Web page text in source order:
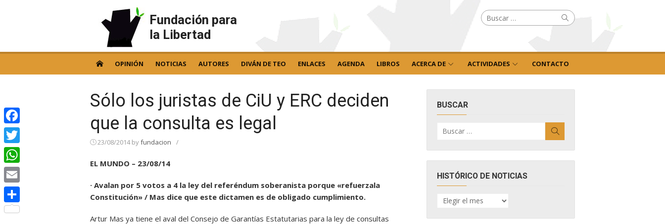
Fundación para
la Libertad
Buscar
por: Buscar
OPINIÓN NOTICIAS AUTORES DIVÁN DE TEO ENLACES AGENDA LIBROS ACERCA DE ACTIVIDADES CONTACTO
Sólo los juristas de CiU y ERC deciden
que la consulta es legal
23/08/2014byfundacion /
EL MUNDO – 23/08/14
· Avalan por 5 votos a 4 la ley del referéndum soberanista porque «refuerzala
Constitución» / Mas dice que este dictamen es de obligado cumplimiento.
Artur Mas ya tiene el aval del Consejo de Garantías Estatutarias para la ley de consultas
BUSCAR
por:
HISTÓRICO DE NOTICIAS
HISTÓRICO
DE
Facebook
Twitter
WhatsApp
Email
Compartir